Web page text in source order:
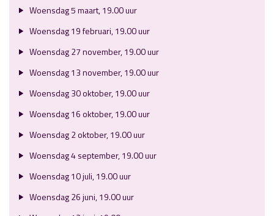
Woensdag 5 maart, 19.00 uur
Woensdag 19 februari, 19.00 uur
Woensdag 27 november, 19.00 uur
Woensdag 13 november, 19.00 uur
Woensdag 30 oktober, 19.00 uur
Woensdag 16 oktober, 19.00 uur
Woensdag 2 oktober, 19.00 uur
Woensdag 4 september, 19.00 uur
Woensdag 10 juli, 19.00 uur
Woensdag 26 juni, 19.00 uur